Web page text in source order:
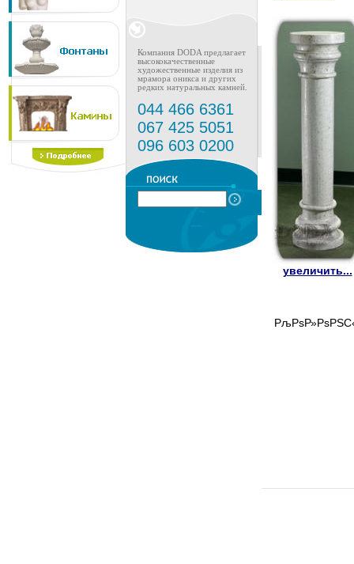
Компания DODA предлагает
высококачественные
художественные изделия из
мрамора оникса и других
редких натуральных камней.
044 466 6361
067 425 5051
096 603 0200
увеличить...